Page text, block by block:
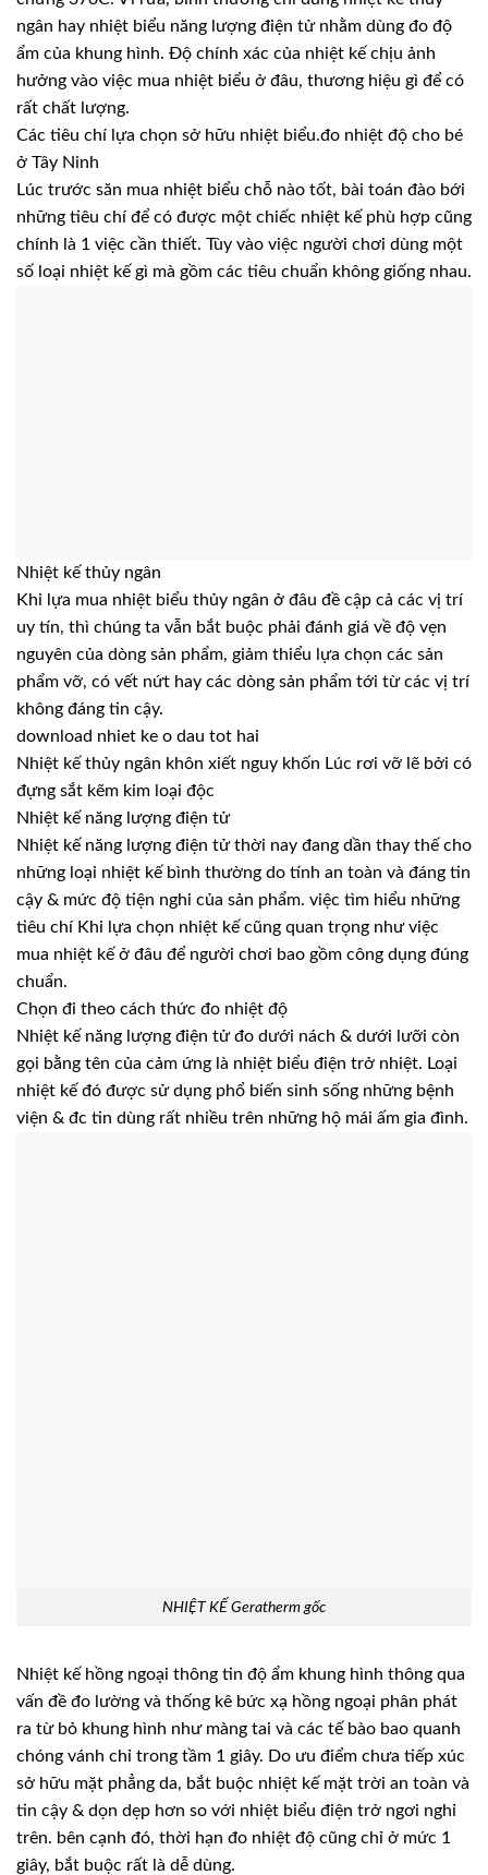
ngân hay nhiệt biểu năng lượng điện tử nhằm dùng đo độ
ẩm của khung hình. Độ chính xác của nhiệt kế chịu ảnh
hưởng vào việc mua nhiệt biểu ở đâu, thương hiệu gì để có
rất chất lượng.
Các tiêu chí lựa chọn sở hữu nhiệt biểu.đo nhiệt độ cho bé
ở Tây Ninh
Lúc trước săn mua nhiệt biểu chỗ nào tốt, bài toán đào bới
những tiêu chí để có được một chiếc nhiệt kế phù hợp cũng
chính là 1 việc cần thiết. Tùy vào việc người chơi dùng một
số loại nhiệt kế gì mà gồm các tiêu chuẩn không giống nhau.
Nhiệt kế thủy ngân
Khi lựa mua nhiệt biểu thủy ngân ở đâu đề cập cả các vị trí
uy tín, thì chúng ta vẫn bắt buộc phải đánh giá về độ vẹn
nguyên của dòng sản phẩm, giảm thiểu lựa chọn các sản
phẩm vỡ, có vết nứt hay các dòng sản phẩm tới từ các vị trí
không đáng tin cậy.
download nhiet ke o dau tot hai
Nhiệt kế thủy ngân khôn xiết nguy khốn Lúc rơi vỡ lẽ bởi có
đựng sắt kẽm kim loại độc
Nhiệt kế năng lượng điện tử
Nhiệt kế năng lượng điện tử thời nay đang dần thay thế cho
những loại nhiệt kế bình thường do tính an toàn và đáng tin
cậy & mức độ tiện nghi của sản phẩm. việc tìm hiểu những
tiêu chí Khi lựa chọn nhiệt kế cũng quan trọng như việc
mua nhiệt kế ở đâu để người chơi bao gồm công dụng đúng
chuẩn.
Chọn đi theo cách thức đo nhiệt độ
Nhiệt kế năng lượng điện tử đo dưới nách & dưới lưỡi còn
gọi bằng tên của cảm ứng là nhiệt biểu điện trở nhiệt. Loại
nhiệt kế đó được sử dụng phổ biến sinh sống những bệnh
viện & đc tin dùng rất nhiều trên những hộ mái ấm gia đình.
NHIỆT KẾ Geratherm gốc
Nhiệt kế hồng ngoại thông tin độ ẩm khung hình thông qua
vấn đề đo lường và thống kê bức xạ hồng ngoại phân phát
ra từ bỏ khung hình như màng tai và các tế bào bao quanh
chóng vánh chỉ trong tầm 1 giây. Do ưu điểm chưa tiếp xúc
sở hữu mặt phẳng da, bắt buộc nhiệt kế mặt trời an toàn và
tin cậy & dọn dẹp hơn so với nhiệt biểu điện trở ngơi nghỉ
trên. bên cạnh đó, thời hạn đo nhiệt độ cũng chỉ ở mức 1
giây, bắt buộc rất là dễ dùng.